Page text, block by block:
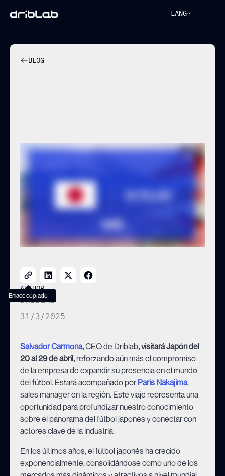
LANG
BLOG
EL CEO DE DRIBLAB
VISITARÁ JAPÓN EN ABRIL
Enlace copiado
AUTHOR
DRIBLAB
31/3/2025
Salvador Carmona,CEO de Driblab, visitará Japón del
20 al 29 de abril, reforzando aún más el compromiso
de la empresa de expandir su presencia en el mundo
del fútbol. Estará acompañado porParis Nakajima,
sales manager en la región. Este viaje representa una
oportunidad para profundizar nuestro conocimiento
sobre el panorama del fútbol japonés y conectar con
actores clave de la industria.
En los últimos años, el fútbol japonés ha crecido
exponencialmente, consolidándose como uno de los